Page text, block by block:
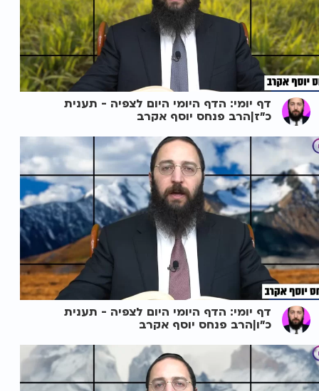
דף יומי: הדף היומי היום לצפיה - תענית
כ"ז|הרב פנחס יוסף אקרב
דף יומי: הדף היומי היום לצפיה - תענית
כ"ו|הרב פנחס יוסף אקרב